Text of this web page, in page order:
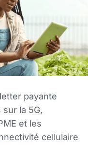
payante
la 5G,
et les
cellulaire